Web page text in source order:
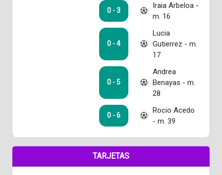
0 - 3
Iraia Arbeloa -
m. 16
0 - 4
Lucia
Gutierrez - m.
17
0 - 5
Andrea
Benayas - m.
28
0 - 6
Rocio Acedo
- m. 39
TARJETAS